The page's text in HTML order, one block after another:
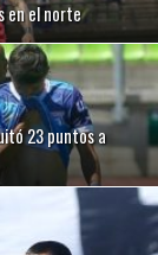
en el norte
23 puntos a